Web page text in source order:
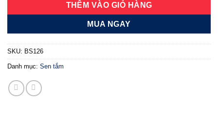
THÊM VÀO GIỎ HÀNG
MUA NGAY
SKU: BS126
Danh mục: Sen tắm